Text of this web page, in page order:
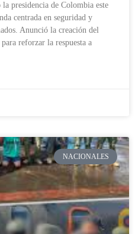
presidencia de Colombia este
centrada en seguridad y
Anunció la creación del
reforzar la respuesta a
NACIONALES